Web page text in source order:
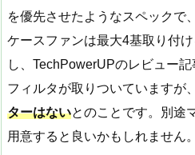
を優先させたようなスペックで
ケースファンは最大4基取り付
し、TechPowerUPのレビュー
フィルタが取りついていますが、
ターはないとのことです。別途
用意すると良いかもしれません。